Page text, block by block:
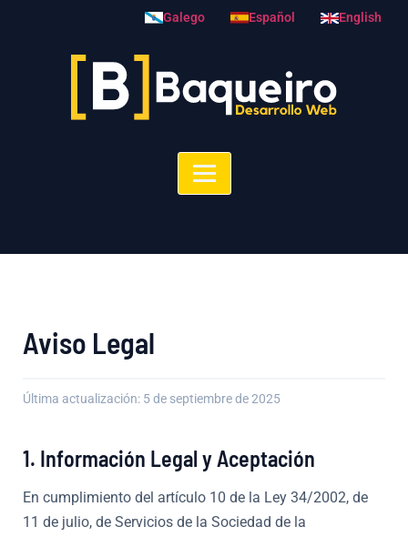
Galego Español English
Aviso Legal
Última actualización: 5 de septiembre de 2025
1. Información Legal y Aceptación
En cumplimiento del artículo 10 de la Ley 34/2002, de
11 de julio, de Servicios de la Sociedad de la